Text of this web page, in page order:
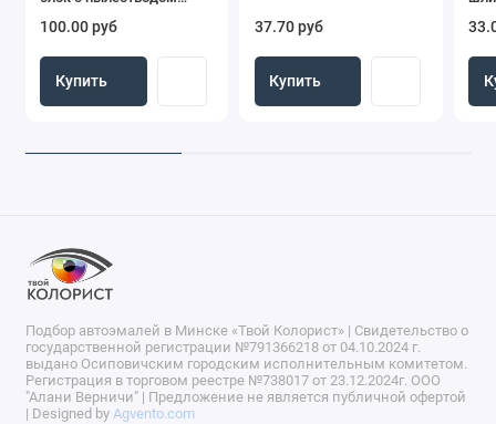
регулируемый, 70 х 400
мм
100.00 руб
Купить
37.70 руб
Купить
мм
Подбор автоэмалей в Минске «Твой Колорист» | Свидетельство о
государственной регистрации №791366218 от 04.10.2024 г.
выдано Осиповичским городским исполнительным комитетом.
Регистрация в торговом реестре №738017 от 23.12.2024г. ООО
"Алани Верничи" | Предложение не является публичной офертой
| Designed by Agvento.com